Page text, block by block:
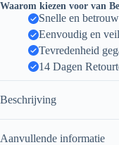
Waarom kiezen voor van
Snelle en
Eenvoudig en
Tevredenheid
14 Dagen
Beschrijving
Aanvullende informatie